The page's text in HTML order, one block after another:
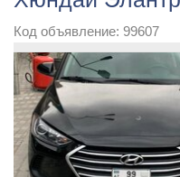
Код объявление: 99607